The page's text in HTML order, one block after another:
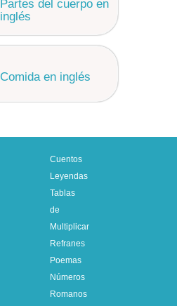
Partes del cuerpo en
inglés
Comida en inglés
Cuentos
Leyendas
Tablas
de
Multiplicar
Refranes
Poemas
Números
Romanos